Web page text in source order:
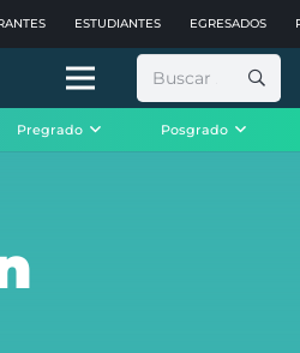
ESTUDIANTES EGRESADOS
Buscar:
Pregrado Posgrado